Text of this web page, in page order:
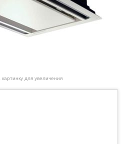
для увеличения